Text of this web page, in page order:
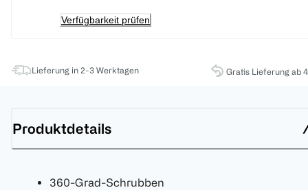
Verfügbarkeit prüfen
Lieferung in 2-3 Werktagen Gratis Lieferung ab
Produktdetails
360-Grad-Schrubben